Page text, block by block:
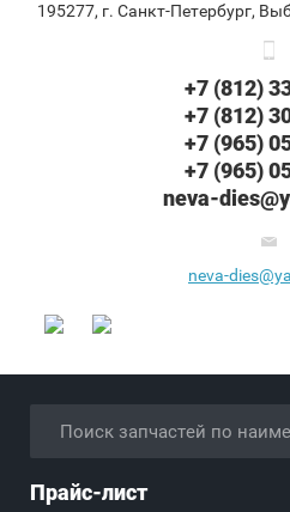
195277, г. Санкт-Петербург,
+7 (812)
+7 (812)
+7 (965)
+7 (965)
neva-
neva-
Прайс-лист